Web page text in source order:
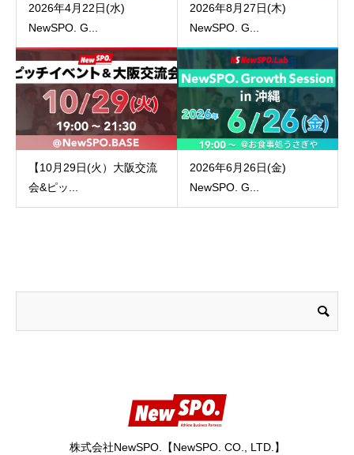
2026年4月22日(水)
NewSPO. G...
2026年8月27日(木)
NewSPO. G...
【10月29日(火）大阪交流
会&ピッ...
2026年6月26日(金)
NewSPO. G...
株式会社NewSPO.【NewSPO. CO., LTD.】